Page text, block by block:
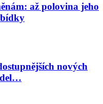
až polovina jeho
nových